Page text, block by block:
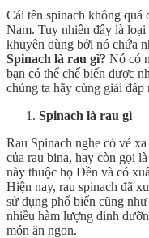
Cái tên spinach không
Nam. Tuy nhiên đây là
khuyên dùng bởi nó chứa
Spinach là rau gì? Nó có
bạn có thể chế biến được
chúng ta hãy cùng giải
Spinach là rau gì
Rau Spinach nghe có vẻ
của rau bina, hay còn gọi
này thuộc họ Dền và có
Hiện nay, rau spinach đã
sử dụng phổ biến cũng
nhiều hàm lượng dinh
món ăn ngon.